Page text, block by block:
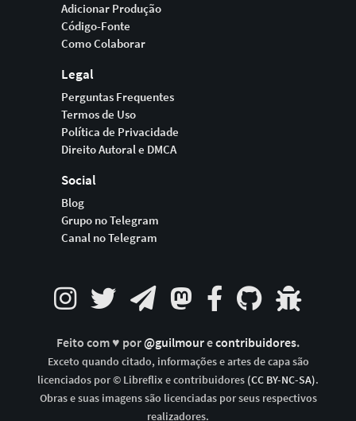
Adicionar Produção
Código-Fonte
Como Colaborar
Legal
Perguntas Frequentes
Termos de Uso
Política de Privacidade
Direito Autoral e DMCA
Social
Blog
Grupo no Telegram
Canal no Telegram
Feito com ♥ por@guilmourecontribuidores.
Exceto quando citado, informações e artes de capa são
licenciados por © Libreflix e contribuidores (CC BY-NC-SA).
Obras e suas imagens são licenciadas por seus respectivos
realizadores.